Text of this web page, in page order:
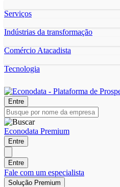
Serviços
Indústrias da transformação
Comércio Atacadista
Tecnologia
Entre
Econodata Premium
Entre
Entre
Fale com um especialista
Solução Premium